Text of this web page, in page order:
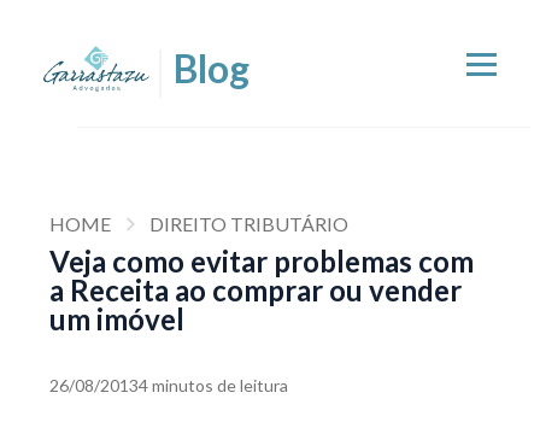
HOME DIREITO TRIBUTÁRIO
Veja como evitar problemas com
a Receita ao comprar ou vender
um imóvel
26/08/20134 minutos de leitura